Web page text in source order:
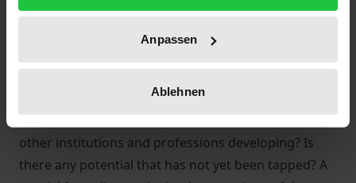
Anpassen
Ablehnen
services in Germany. The following questions, e.g.,
are answered: How is youth services in criminal
the context of juvenile criminal proceedings
other institutions and professions developing? Is
there any potential that has not yet been tapped? A